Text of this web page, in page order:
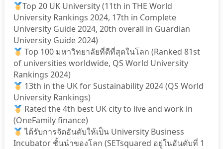
Top 20 UK University (11th in THE World
University Rankings 2024, 17th in Complete
University Guide 2024, 20th overall in Guardian
University Guide 2024)
Top 100 มหาวิทยาลัยที่ดีที่สุดในโลก (Ranked 81st
of universities worldwide, QS World University
Rankings 2024)
13th in the UK for Sustainability 2024 (QS World
University Rankings)
Rated the 4th best UK city to live and work in
(OneFamily finance)
ได้รับการจัดอันดับให้เป็น University Business
Incubator ชั้นนําของโลก (SETsquared อยู่ในอันดับที่ 1